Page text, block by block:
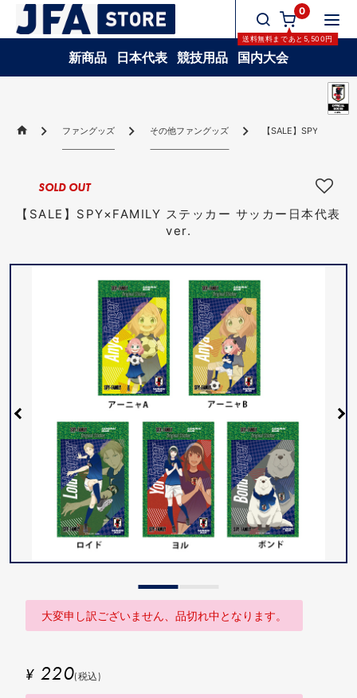
0
送料無料まであと 5,500円
新商品 日本代表 競技用品 国内大会
ファングッズ その他ファングッズ 【SALE】
【SALE】SPY×FAMILY ステッカー サッカー日本代表
ver.
SOLD OUT
大変申し訳ございません、品切れ中となります。
¥ 220(税込)